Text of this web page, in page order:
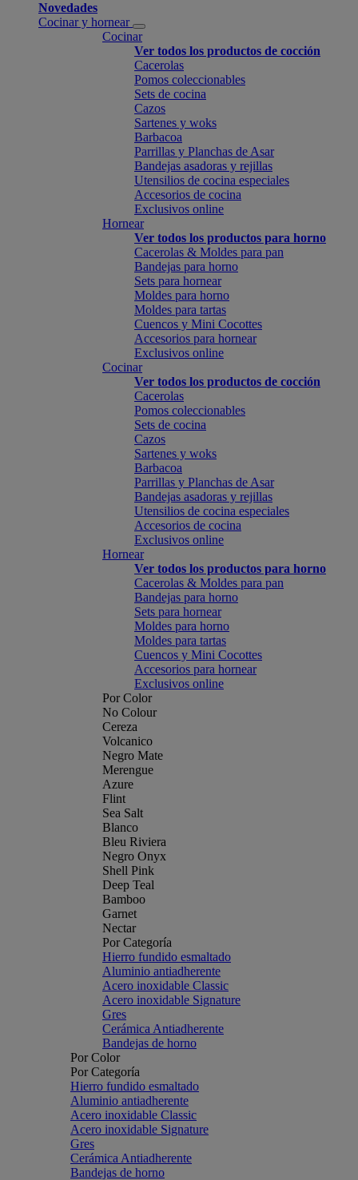
Novedades
Cocinar y hornear
Cocinar
Ver todos los productos de cocción
Cacerolas
Pomos coleccionables
Sets de cocina
Cazos
Sartenes y woks
Barbacoa
Parrillas y Planchas de Asar
Bandejas asadoras y rejillas
Utensilios de cocina especiales
Accesorios de cocina
Exclusivos online
Hornear
Ver todos los productos para horno
Cacerolas & Moldes para pan
Bandejas para horno
Sets para hornear
Moldes para horno
Moldes para tartas
Cuencos y Mini Cocottes
Accesorios para hornear
Exclusivos online
Cocinar
Ver todos los productos de cocción
Cacerolas
Pomos coleccionables
Sets de cocina
Cazos
Sartenes y woks
Barbacoa
Parrillas y Planchas de Asar
Bandejas asadoras y rejillas
Utensilios de cocina especiales
Accesorios de cocina
Exclusivos online
Hornear
Ver todos los productos para horno
Cacerolas & Moldes para pan
Bandejas para horno
Sets para hornear
Moldes para horno
Moldes para tartas
Cuencos y Mini Cocottes
Accesorios para hornear
Exclusivos online
Por Color
No Colour
Cereza
Volcanico
Negro Mate
Merengue
Azure
Flint
Sea Salt
Blanco
Bleu Riviera
Negro Onyx
Shell Pink
Deep Teal
Bamboo
Garnet
Nectar
Por Categoría
Hierro fundido esmaltado
Aluminio antiadherente
Acero inoxidable Classic
Acero inoxidable Signature
Gres
Cerámica Antiadherente
Bandejas de horno
Por Color
Por Categoría
Hierro fundido esmaltado
Aluminio antiadherente
Acero inoxidable Classic
Acero inoxidable Signature
Gres
Cerámica Antiadherente
Bandejas de horno